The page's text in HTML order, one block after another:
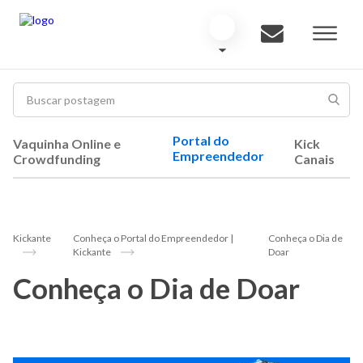
Vaquinha Online e
Crowdfunding
Portal do
Empreendedor
Kick
Canais
Kickante
Conheça o Portal do Empreendedor |
Kickante
Conheça o Dia de
Doar
Conheça o Dia de Doar